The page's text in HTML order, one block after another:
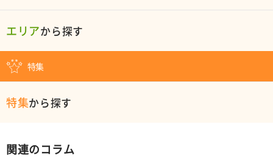
エリアから探す
特集
特集から探す
関連のコラム